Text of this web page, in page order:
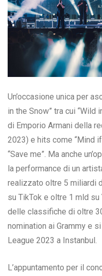
Un’occasione unica per
in the Snow” tra cui
di Emporio Armani della
2023) e hits come “Mind
“Save me”. Ma anche
la performance di un
realizzato oltre 5 miliardi
su TikTok e oltre 1 mld su
delle classifiche di oltre
nomination ai Grammy e
League 2023 a Instanbul.
L’appuntamento per il